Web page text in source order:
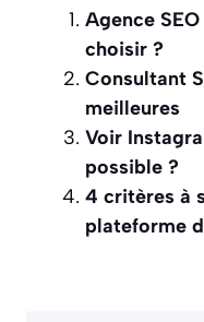
Agence
choisir ?
Consultant
meilleures
Voir
possible ?
4 critères à
plateforme